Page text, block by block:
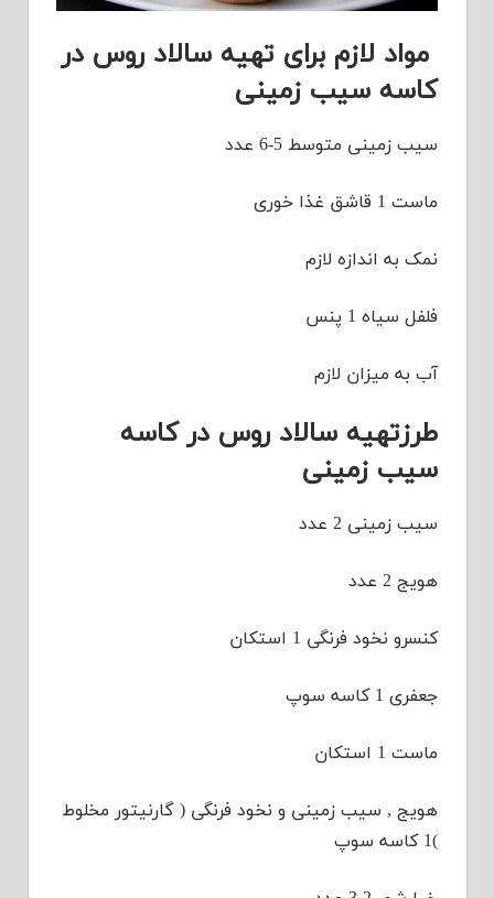
مواد لازم برای تهیه سالاد روس در
کاسه سیب زمینی
سیب زمینی متوسط 5-6 عدد
ماست 1 قاشق غذا خوری
نمک به اندازه لازم
فلفل سیاه 1 پنس
آب به میزان لازم
طرزتهیه سالاد روس در کاسه
سیب زمینی
سیب زمینی 2 عدد
هویج 2 عدد
کنسرو نخود فرنگی 1 استکان
جعفری 1 کاسه سوپ
ماست 1 استکان
هویج , سیب زمینی و نخود فرنگی ( گارنیتور مخلوط
)1 کاسه سوپ